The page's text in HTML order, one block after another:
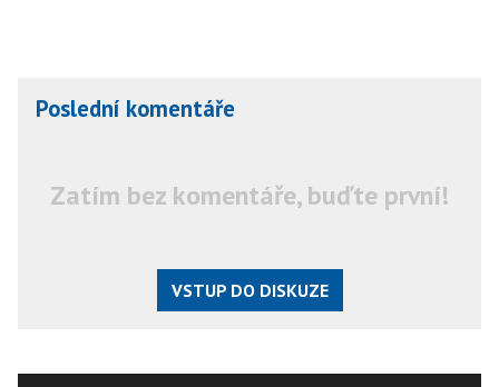
Poslední komentáře
Zatím bez komentáře, buďte první!
VSTUP DO DISKUZE